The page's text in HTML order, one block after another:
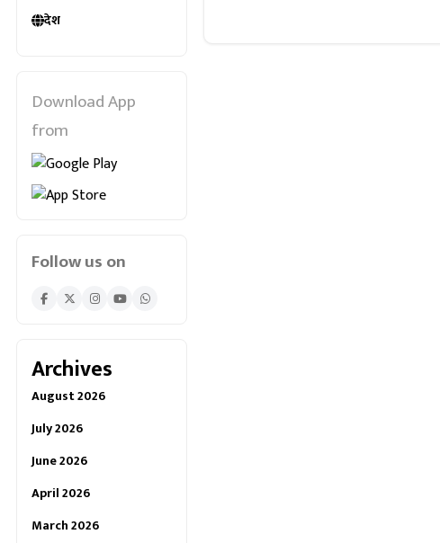
देश
Download App
from
Follow us on
Archives
August 2026
July 2026
June 2026
April 2026
March 2026